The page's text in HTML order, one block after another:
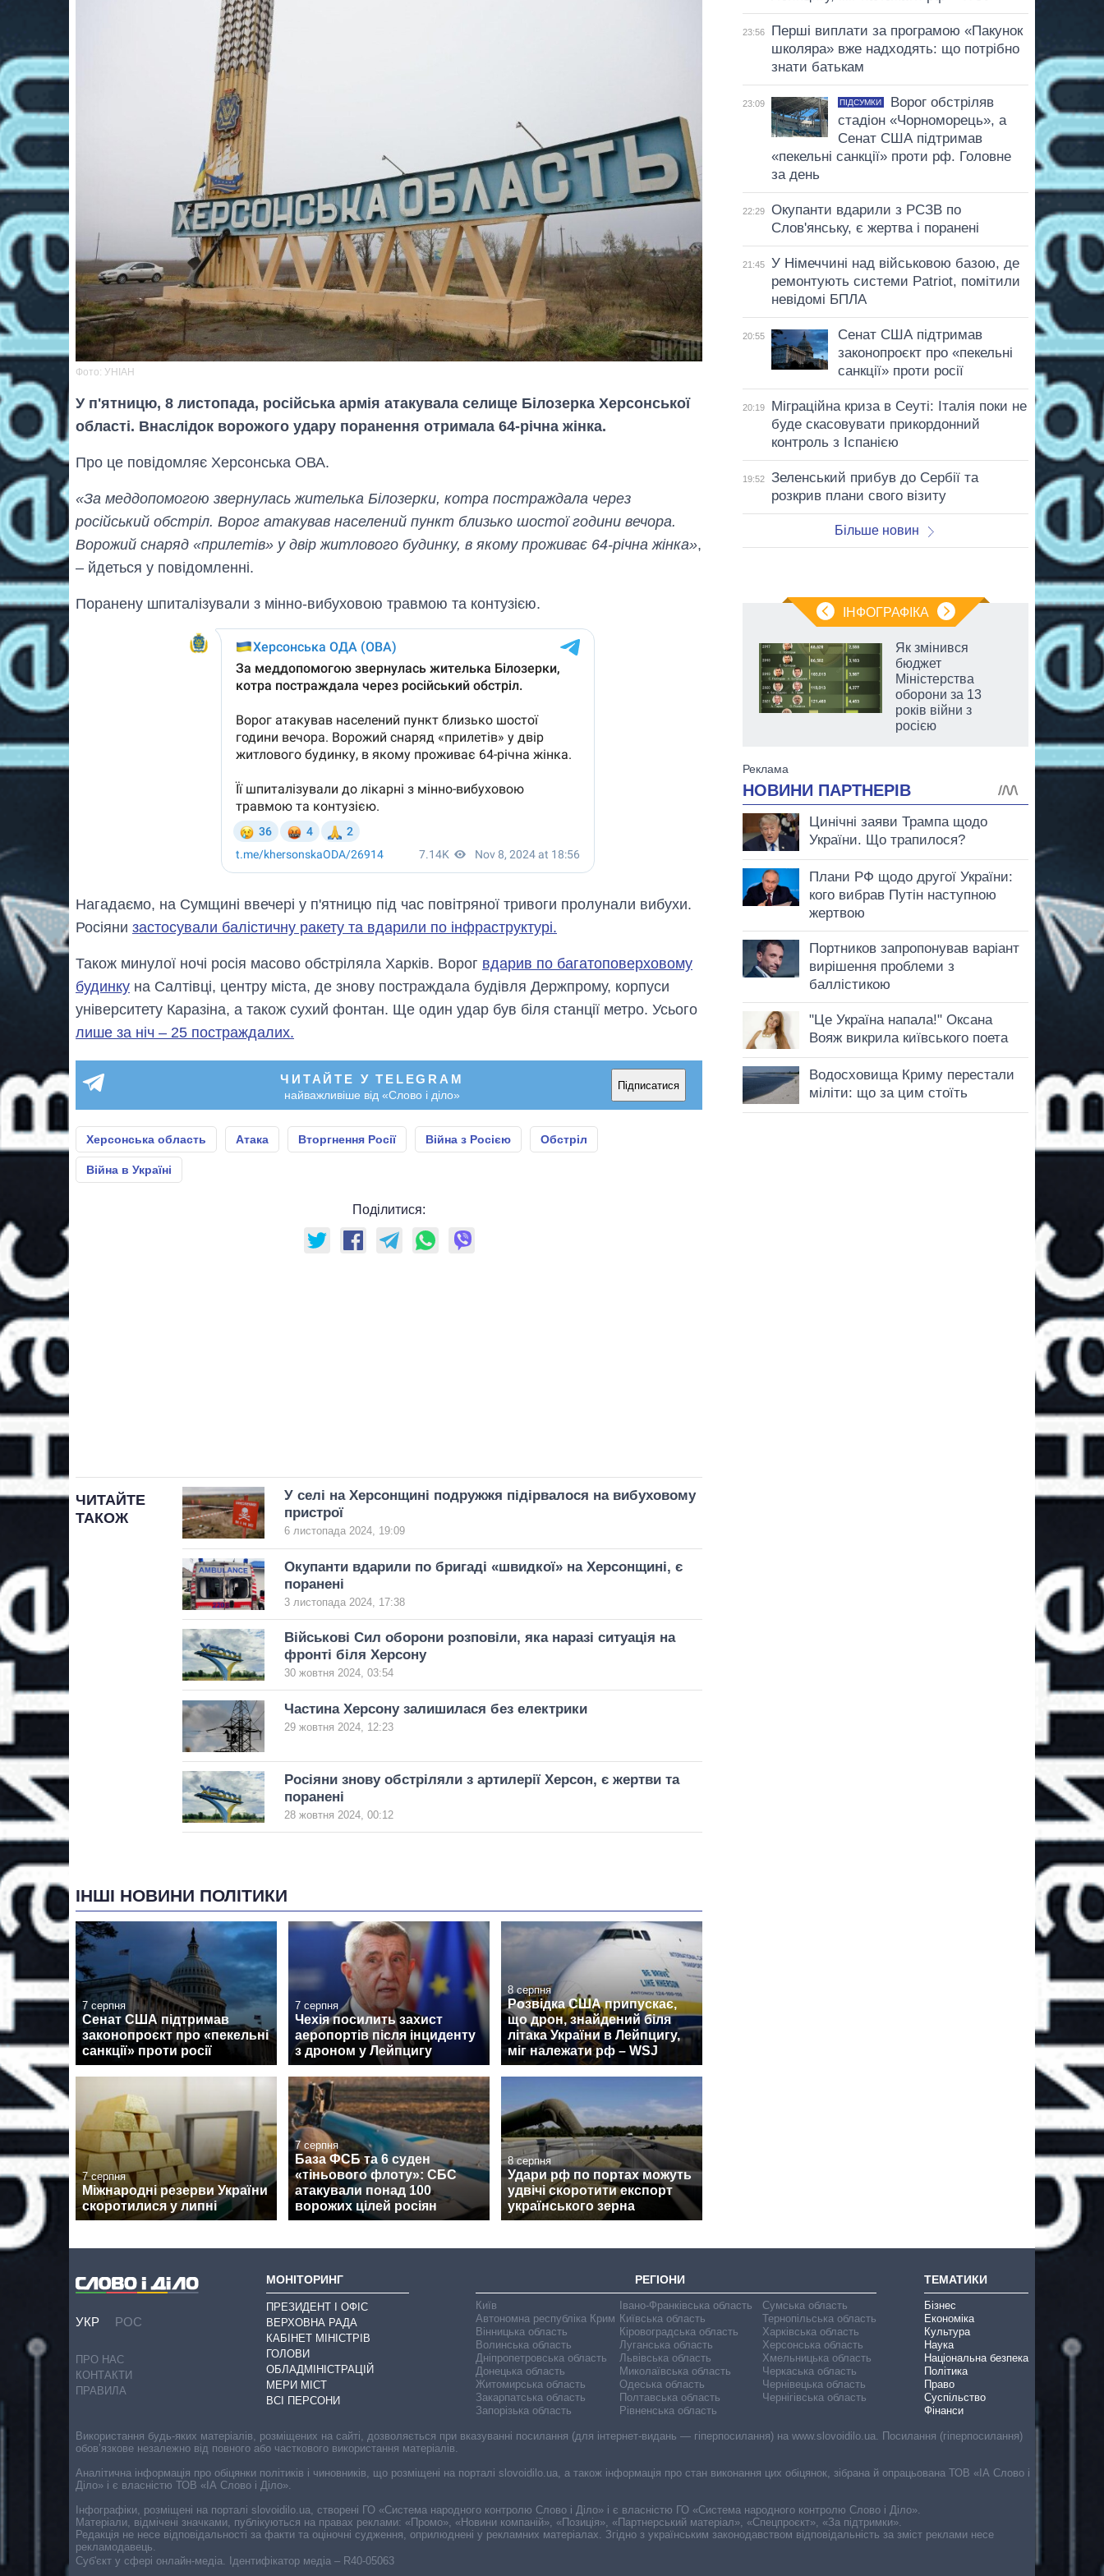
Фото: УНІАН
У п'ятницю, 8 листопада, російська армія атакувала селище Білозерка Херсонської
області. Внаслідок ворожого удару поранення отримала 64-річна жінка.
Про це повідомляє Херсонська ОВА.
«За меддопомогою звернулась жителька Білозерки, котра постраждала через
російський обстріл. Ворог атакував населений пункт близько шостої години вечора.
Ворожий снаряд «прилетів» у двір житлового будинку, в якому проживає 64-річна жінка»,
– йдеться у повідомленні.
Поранену шпиталізували з мінно-вибуховою травмою та контузією.
Нагадаємо, на Сумщині ввечері у п'ятницю під час повітряної тривоги пролунали вибухи.
Росіяни застосували балістичну ракету та вдарили по інфраструктурі.
Також минулої ночi росія масово обстріляла Харків. Ворог вдарив по багатоповерховому
будинку на Салтівці, центру міста, де знову постраждала будівля Держпрому, корпуси
університету Каразіна, а також сухий фонтан. Ще один удар був біля станції метро. Усього
лише за ніч – 25 постраждалих.
ЧИТАЙТЕ У TELEGRAM
найважливіше від «Слово і діло»
Підписатися
Херсонська область Атака Вторгнення Росії Війна з Росією Обстріл
Війна в Україні
Поділитися:
ЧИТАЙТЕ
ТАКОЖ
У селі на Херсонщині подружжя підірвалося на вибуховому
пристрої
6 листопада 2024, 19:09
Окупанти вдарили по бригаді «швидкої» на Херсонщині, є
поранені
3 листопада 2024, 17:38
Військові Сил оборони розповіли, яка наразі ситуація на
фронті біля Херсону
30 жовтня 2024, 03:54
Частина Херсону залишилася без електрики
29 жовтня 2024, 12:23
Росіяни знову обстріляли з артилерії Херсон, є жертви та
поранені
28 жовтня 2024, 00:12
ІНШІ НОВИНИ ПОЛІТИКИ
7 серпня
Сенат США підтримав
законопроєкт про «пекельні
санкції» проти росії
7 серпня
Чехія посилить захист
аеропортів після інциденту
з дроном у Лейпцигу
8 серпня
Розвідка США припускає,
що дрон, знайдений біля
літака України в Лейпцигу,
міг належати рф – WSJ
7 серпня
Міжнародні резерви України
скоротилися у липні
7 серпня
База ФСБ та 6 суден
«тіньового флоту»: СБС
атакували понад 100
ворожих цілей росіян
8 серпня
Удари рф по портах можуть
удвічі скоротити експорт
українського зерна
23:56
Перші виплати за програмою «Пакунок
школяра» вже надходять: що потрібно
знати батькам
23:09 ПІДСУМКИ
Ворог обстріляв
стадіон «Чорноморець», а
Сенат США підтримав
«пекельні санкції» проти рф. Головне
за день
22:29
Окупанти вдарили з РСЗВ по
Слов'янську, є жертва і поранені
21:45
У Німеччині над військовою базою, де
ремонтують системи Patriot, помітили
невідомі БПЛА
20:55
Сенат США підтримав
законопроєкт про «пекельні
санкції» проти росії
20:19
Міграційна криза в Сеуті: Італія поки не
буде скасовувати прикордонний
контроль з Іспанією
19:52
Зеленський прибув до Сербії та
розкрив плани свого візиту
Більше новин
ІНФОГРАФІКА
Як змінився
бюджет
Міністерства
оборони за 13
років війни з
росією
УКР РОС
ПРО НАС
КОНТАКТИ
ПРАВИЛА
МОНІТОРИНГ
ПРЕЗИДЕНТ І ОФІС
ВЕРХОВНА РАДА
КАБІНЕТ МІНІСТРІВ
ГОЛОВИ
ОБЛАДМІНІСТРАЦІЙ
МЕРИ МІСТ
ВСІ ПЕРСОНИ
РЕГІОНИ
Київ
Автономна республіка Крим
Вінницька область
Волинська область
Дніпропетровська область
Донецька область
Житомирська область
Закарпатська область
Запорізька область
Івано-Франківська область
Київська область
Кіровоградська область
Луганська область
Львівська область
Миколаївська область
Одеська область
Полтавська область
Рівненська область
Сумська область
Тернопільська область
Харківська область
Херсонська область
Хмельницька область
Черкаська область
Чернівецька область
Чернігівська область
ТЕМАТИКИ
Бізнес
Економіка
Культура
Наука
Національна безпека
Політика
Право
Суспільство
Фінанси
Cуб'єкт у сфері онлайн-медіа. Ідентифікатор медіа – R40-05063
Використання будь-яких матеріалів, розміщених на сайті, дозволяється при вказуванні посилання (для інтернет-видань — гіперпосилання) на www.slovoidilo.ua. Посилання (гіперпосилання)
обов’язкове незалежно від повного або часткового використання матеріалів.
Аналітична інформація про обіцянки політиків і чиновників, що розміщені на порталі slovoidilo.ua, а також інформація про стан виконання цих обіцянок, зібрана й опрацьована ТОВ «ІА Слово і
Діло» і є власністю ТОВ «ІА Слово і Діло».
Інфографіки, розміщені на порталі slovoidilo.ua, створені ГО «Система народного контролю Слово і Діло» і є власністю ГО «Система народного контролю Слово і Діло».
Матеріали, відмічені значками, публікуються на правах реклами: «Промо», «Новини компаній», «Позиція», «Партнерський матеріал», «Спецпроєкт», «За підтримки».
Редакція не несе відповідальності за факти та оціночні судження, оприлюднені у рекламних матеріалах. Згідно з українським законодавством відповідальність за зміст реклами несе
рекламодавець.